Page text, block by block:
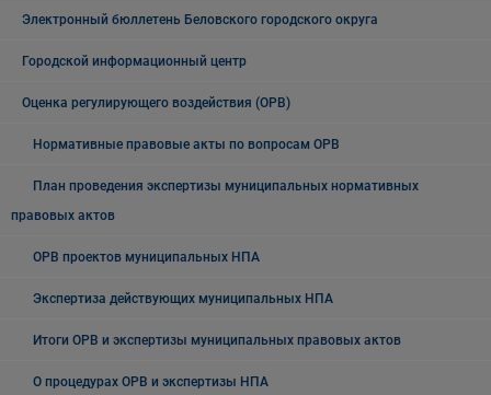
Электронный бюллетень Беловского городского округа
Городской информационный центр
Оценка регулирующего воздействия (ОРВ)
Нормативные правовые акты по вопросам ОРВ
План проведения экспертизы муниципальных нормативных
правовых актов
ОРВ проектов муниципальных НПА
Экспертиза действующих муниципальных НПА
Итоги ОРВ и экспертизы муниципальных правовых актов
О процедурах ОРВ и экспертизы НПА